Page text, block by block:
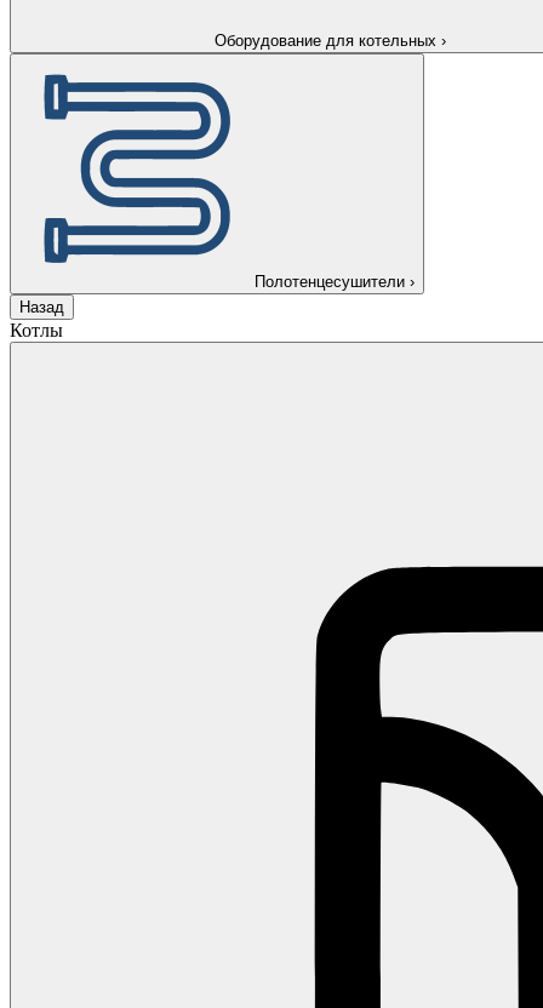
Оборудование для котельных ›
Полотенцесушители ›
Назад
Котлы